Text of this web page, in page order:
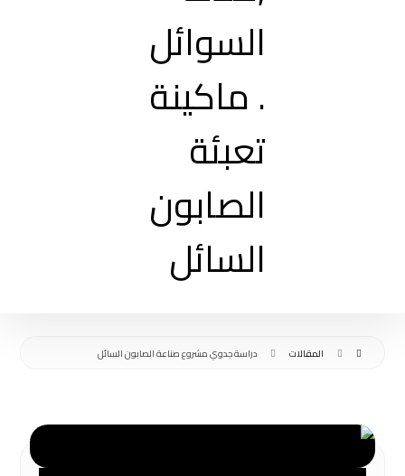
المقالات دراسة جدوي مشروع صناعة الصابون السائل